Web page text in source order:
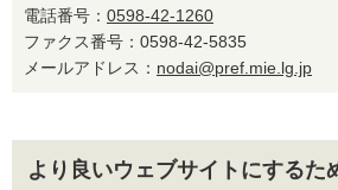
電話番号： 0598-42-1260
ファクス番号：0598-42-5835
メールアドレス： nodai@pref.mie.lg.jp
より良いウェブサイトにするた